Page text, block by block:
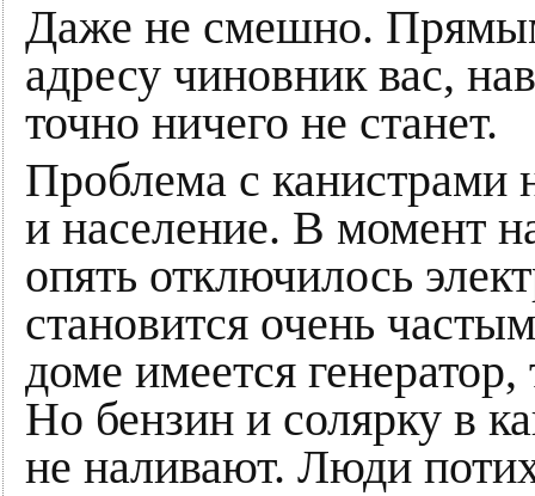
Даже не смешно.
адресу чиновник вас,
точно ничего не станет.
Проблема с канистрами
и население. В момент
опять отключилось
становится очень
доме имеется
Но бензин и солярку в
не наливают. Люди